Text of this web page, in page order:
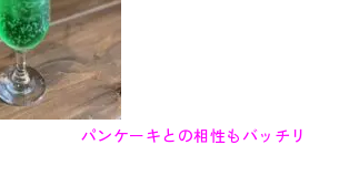
パンケーキとの相性もバッチリ